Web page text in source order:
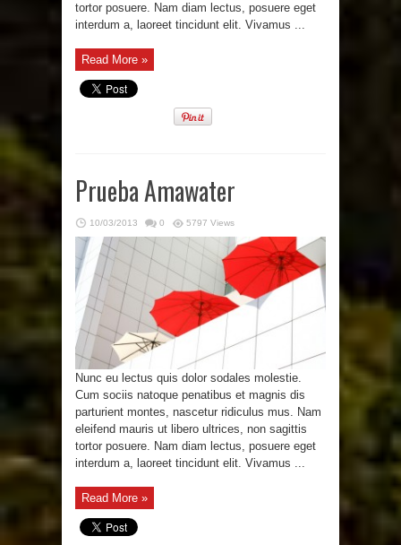
tortor posuere. Nam diam lectus, posuere eget
interdum a, laoreet tincidunt elit. Vivamus ...
Read More »
Prueba Amawater
10/03/2013 0 5797 Views
Nunc eu lectus quis dolor sodales molestie.
Cum sociis natoque penatibus et magnis dis
parturient montes, nascetur ridiculus mus. Nam
eleifend mauris ut libero ultrices, non sagittis
tortor posuere. Nam diam lectus, posuere eget
interdum a, laoreet tincidunt elit. Vivamus ...
Read More »